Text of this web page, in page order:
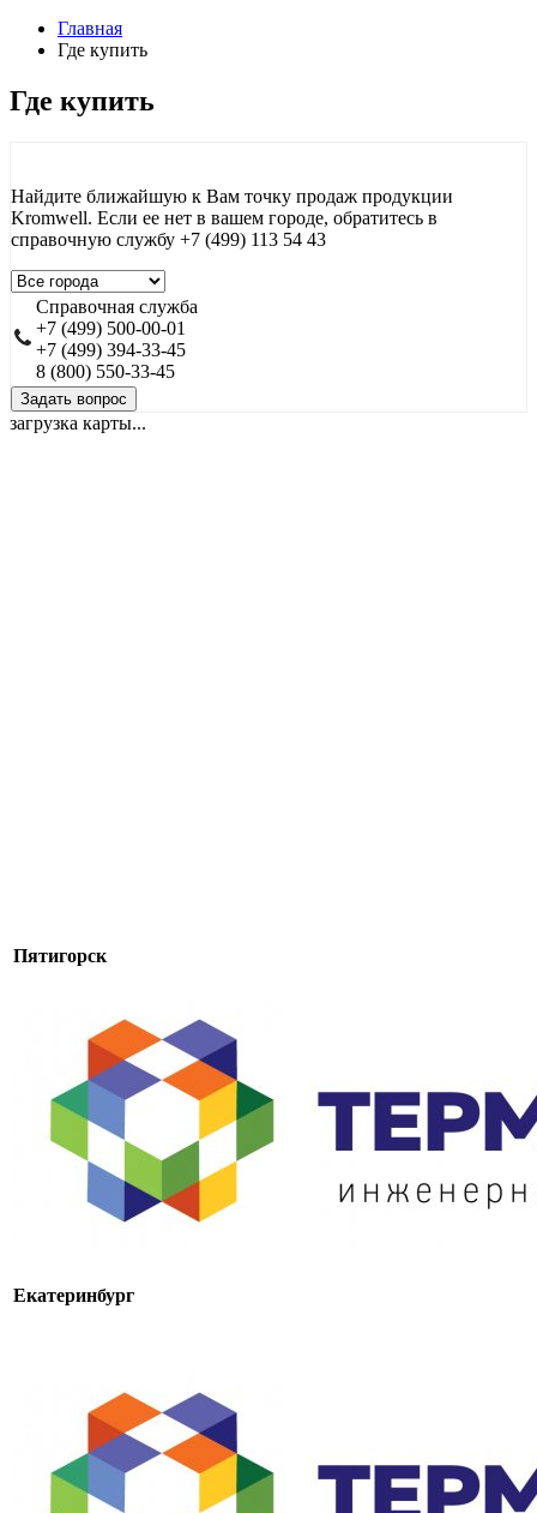
Главная
Где купить
Где купить
Найдите ближайшую к Вам точку продаж продукции
Kromwell. Если ее нет в вашем городе, обратитесь в
справочную службу ‪+7 (499) 113 54 43
Справочная служба
+7 (499) 500-00-01
+7 (499) 394-33-45
8 (800) 550-33-45
Задать вопрос
загрузка карты...
Пятигорск
Екатеринбург